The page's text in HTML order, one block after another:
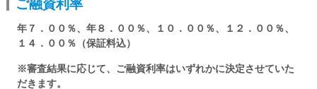
ご融資利率
年７．００％、年８．００％、１０．００％、１２．００％、
１４．００％（保証料込）
※審査結果に応じて、ご融資利率はいずれかに決定させていた
だきます。